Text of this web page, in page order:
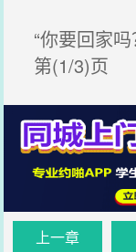
“你要回家吗
第(1/3)页
上一章